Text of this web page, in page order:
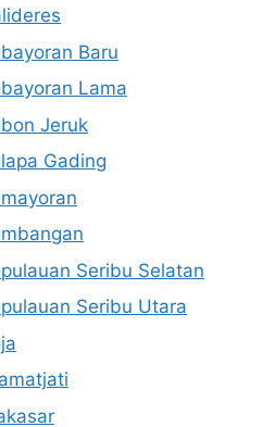
Baru
Lama
Jeruk
Gading
Seribu Selatan
Seribu Utara